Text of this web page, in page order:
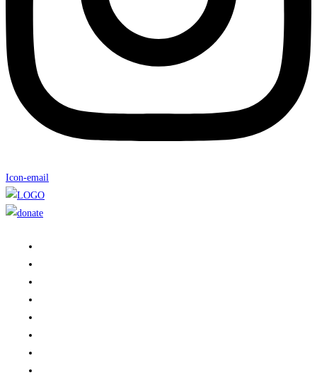
Icon-email